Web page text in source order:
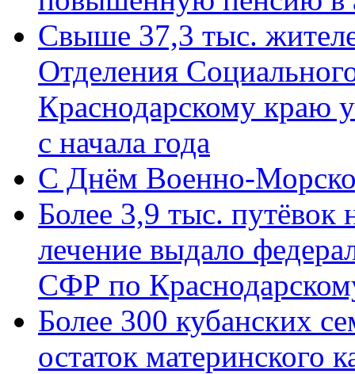
Свыше 37,3 тыс.
Отделения
Краснодарскому краю
с начала года
C Днём Военно-
Более 3,9 тыс. путёвок
лечение выдало
СФР по
Более 300 кубанских
остаток материнского